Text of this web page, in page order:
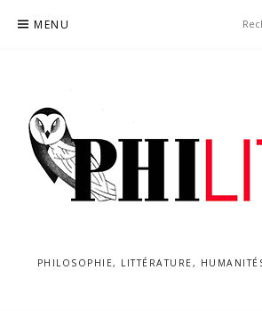
MENU
PHILOSOPHIE, LITTÉRATURE,